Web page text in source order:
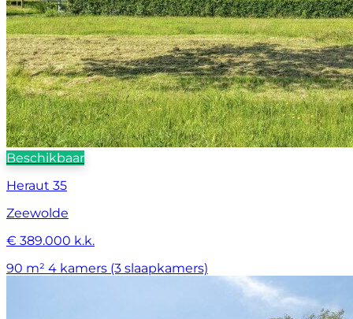
Beschikbaar
Heraut 35
Zeewolde
€ 389.000 k.k.
90 m² 4 kamers (3 slaapkamers)